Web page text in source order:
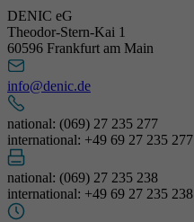
DENIC eG
Theodor-Stern-Kai 1
60596 Frankfurt am Main
info@denic.de
national: (069) 27 235 277
international: +49 69 27 235 277
national: (069) 27 235 238
international: +49 69 27 235 238